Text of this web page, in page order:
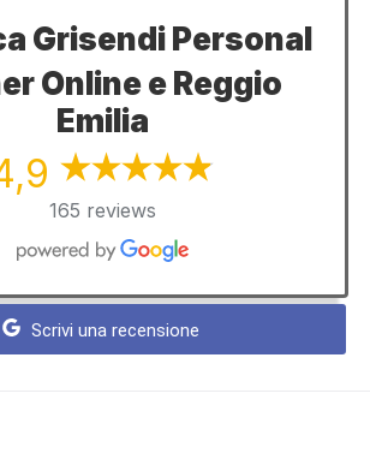
Grisendi Personal
Online e Reggio
Emilia
165 reviews
Scrivi una recensione